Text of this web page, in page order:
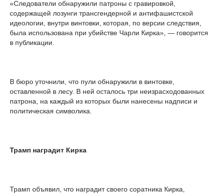
«Следователи обнаружили патроны с гравировкой,
содержащей лозунги трансгендерной и антифашистской
идеологии, внутри винтовки, которая, по версии следствия,
была использована при убийстве Чарли Кирка», — говорится
в публикации.
В бюро уточнили, что пули обнаружили в винтовке,
оставленной в лесу. В ней осталось три неизрасходованных
патрона, на каждый из которых были нанесены надписи и
политическая символика.
Трамп наградит Кирка
Трамп объявил, что наградит своего соратника Кирка,